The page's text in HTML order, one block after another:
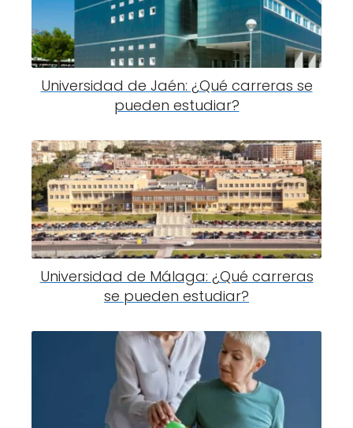
Universidad de Jaén: ¿Qué carreras se
pueden estudiar?
Universidad de Málaga: ¿Qué carreras
se pueden estudiar?